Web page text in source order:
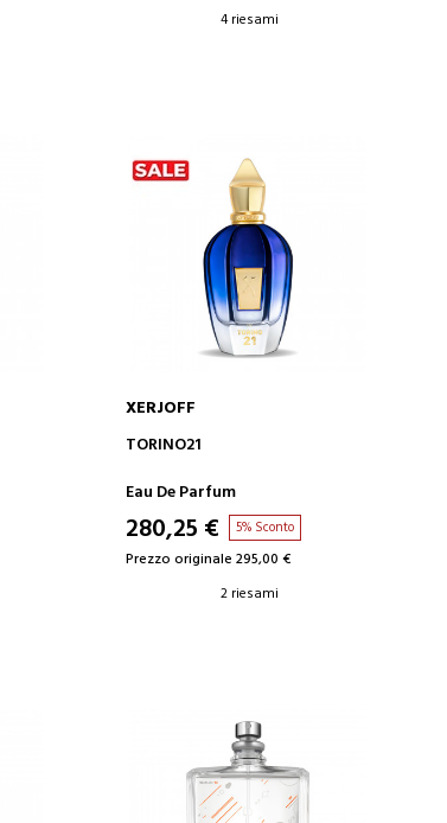
4 riesami
AGGIUNGI AL CARRELLO
XERJOFF
TORINO21
Eau De Parfum
280,25 € 5% Sconto
Prezzo originale 295,00 €
2 riesami